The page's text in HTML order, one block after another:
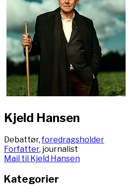
Kjeld Hansen
Debattør,foredragsholder
Forfatter, journalist
Mail til Kjeld Hansen
Kategorier